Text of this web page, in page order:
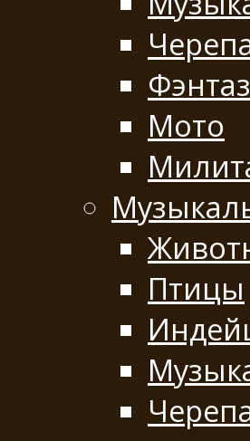
Мото
Птицы